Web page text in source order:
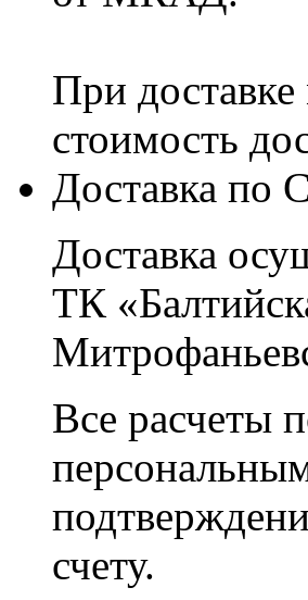
При
стоимость
Доставка по
Доставка
ТК
Все расчеты
счету.